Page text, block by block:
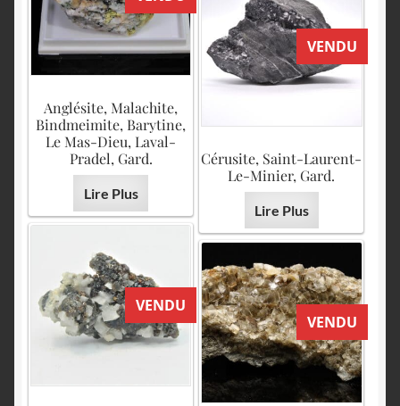
Anglésite, Malachite,
Bindmeimite, Barytine,
Le Mas-Dieu, Laval-
Pradel, Gard.
Lire Plus
VENDU
Cérusite, Saint-Laurent-
Le-Minier, Gard.
Lire Plus
VENDU
VENDU